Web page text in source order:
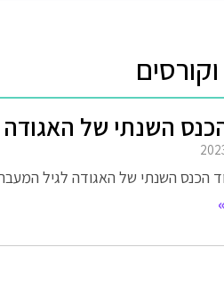
השנתי של
הכנס השנתי של האגודה לגיל